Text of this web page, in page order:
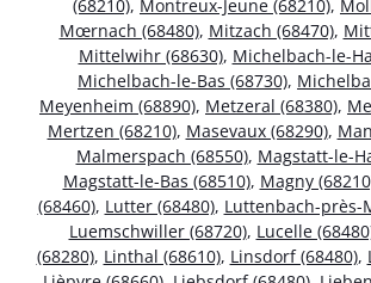
(68210), Montreux-Jeune (68210),
Mœrnach (68480), Mitzach (68470),
Mittelwihr (68630), Michelbach-le-
Michelbach-le-Bas (68730),
Meyenheim (68890), Metzeral (68380),
Mertzen (68210), Masevaux (68290),
Malmerspach (68550), Magstatt-le-
Magstatt-le-Bas (68510), Magny
(68460), Lutter (68480), Luttenbach-près-
Luemschwiller (68720), Lucelle
(68280), Linthal (68610), Linsdorf (68480),